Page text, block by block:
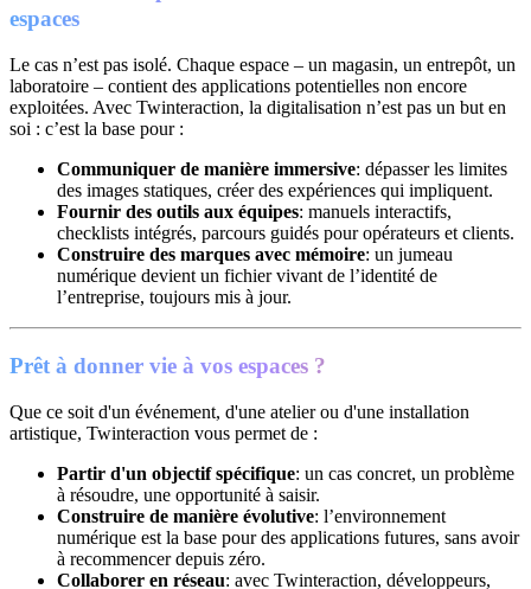
espaces
Le cas n’est pas isolé. Chaque espace – un magasin, un entrepôt, un
laboratoire – contient des applications potentielles non encore
exploitées. Avec Twinteraction, la digitalisation n’est pas un but en
soi : c’est la base pour :
Communiquer de manière immersive: dépasser les limites
des images statiques, créer des expériences qui impliquent.
Fournir des outils aux équipes: manuels interactifs,
checklists intégrés, parcours guidés pour opérateurs et clients.
Construire des marques avec mémoire: un jumeau
numérique devient un fichier vivant de l’identité de
l’entreprise, toujours mis à jour.
Prêt à donner vie à vos espaces ?
Que ce soit d'un événement, d'une atelier ou d'une installation
artistique, Twinteraction vous permet de :
Partir d'un objectif spécifique: un cas concret, un problème
à résoudre, une opportunité à saisir.
Construire de manière évolutive: l’environnement
numérique est la base pour des applications futures, sans avoir
à recommencer depuis zéro.
Collaborer en réseau: avec Twinteraction, développeurs,